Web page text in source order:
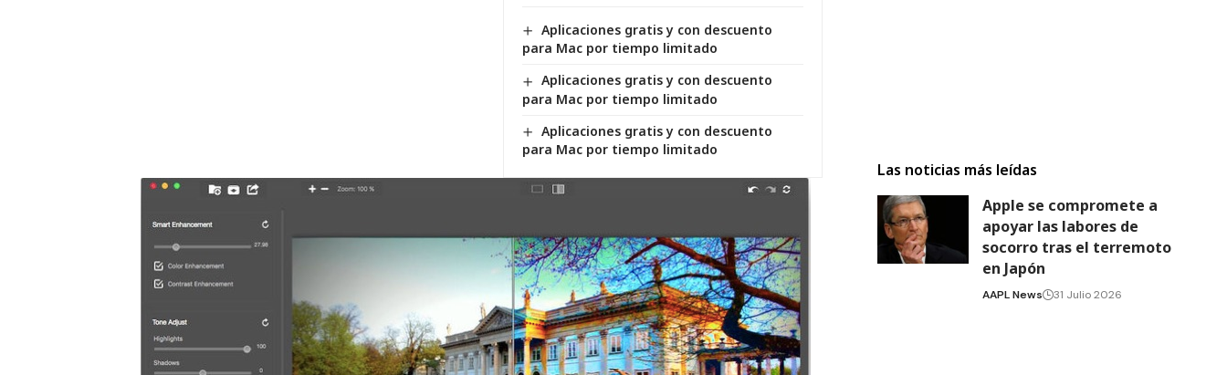
Aplicaciones gratis y con descuento
para Mac por tiempo limitado
Aplicaciones gratis y con descuento
para Mac por tiempo limitado
Aplicaciones gratis y con descuento
para Mac por tiempo limitado
Las noticias más leídas
Apple se compromete a
apoyar las labores de
socorro tras el terremoto
en Japón
AAPL News 31 Julio 2026